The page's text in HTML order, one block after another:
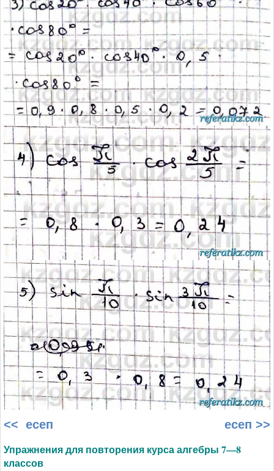
<< есеп есеп >>
Упражнения для повторения курса алгебры 7—8
классов